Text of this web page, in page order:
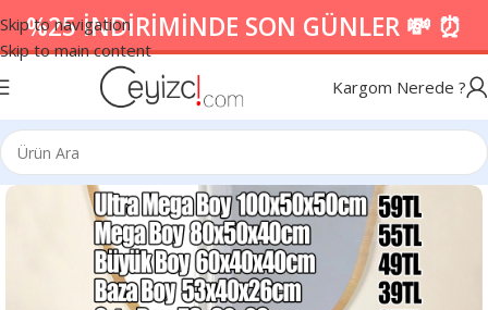
Skip to navigation
Skip to main content
%25 İNDİRİMİNDE SON GÜNLER 💸 ⏰
Kargom Nerede ?